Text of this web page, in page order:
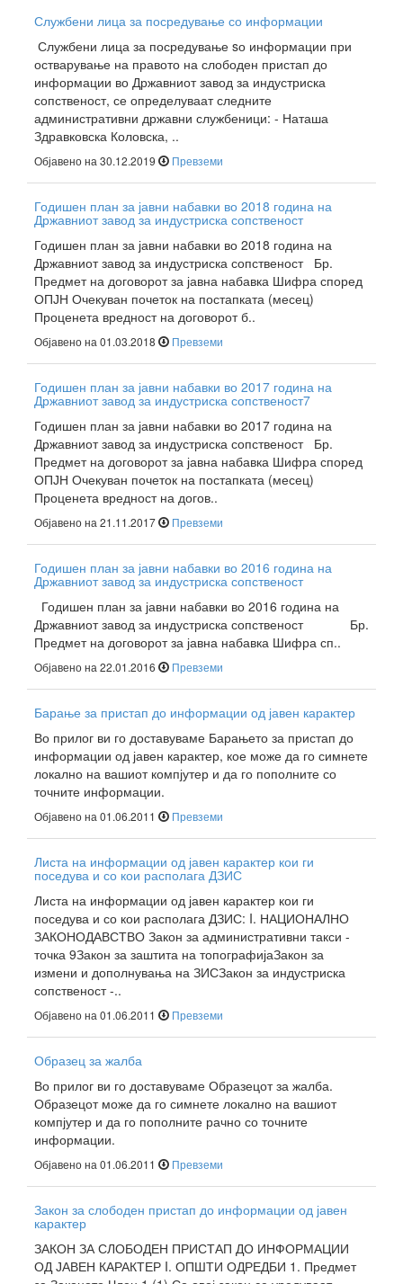
Службени лица за посредување со информации
Службени лица за посредување sо информации при
остварување на правото на слободен пристап до
информации во Државниот завод за индустриска
сопственост, се определуваат следните
административни државни службеници: - Наташа
Здравковска Коловска, ..
Објавено на 30.12.2019 Превземи
Годишен план за јавни набавки во 2018 година на
Државниот завод за индустриска сопственост
Годишен план за јавни набавки во 2018 година на
Државниот завод за индустриска сопственост Бр.
Предмет на договорот за јавна набавка Шифра според
ОПЈН Очекуван почеток на постапката (месец)
Проценета вредност на договорот б..
Објавено на 01.03.2018 Превземи
Годишен план за јавни набавки во 2017 година на
Државниот завод за индустриска сопственост7
Годишен план за јавни набавки во 2017 година на
Државниот завод за индустриска сопственост Бр.
Предмет на договорот за јавна набавка Шифра според
ОПЈН Очекуван почеток на постапката (месец)
Проценета вредност на догов..
Објавено на 21.11.2017 Превземи
Годишен план за јавни набавки во 2016 година на
Државниот завод за индустриска сопственост
Државниот завод за индустриска сопственост Бр.
Предмет на договорот за јавна набавка Шифра сп..
Објавено на 22.01.2016 Превземи
Барање за пристап до информации од јавен карактер
Во прилог ви го доставуваме Барањето за пристап до
информации од јавен карактер, кое може да го симнете
локално на вашиот компјутер и да го пополните со
точните информации.
Објавено на 01.06.2011 Превземи
Листа на информации од јавен карактер кои ги
поседува и со кои располага ДЗИС
Листа на информации од јавен карактер кои ги
поседува и со кои располага ДЗИС: I. НАЦИОНАЛНО
ЗАКОНОДАВСТВО Закон за административни такси -
точка 9Закон за заштита на топографијаЗакон за
измени и дополнувања на ЗИСЗакон за индустриска
сопственост -..
Објавено на 01.06.2011 Превземи
Образец за жалба
Во прилог ви го доставуваме Образецот за жалба.
Образецот може да го симнете локално на вашиот
компјутер и да го пополните рачно со точните
информации.
Објавено на 01.06.2011 Превземи
Закон за слободен пристап до информации од јавен
карактер
ЗАКОН ЗА СЛОБОДЕН ПРИСТАП ДО ИНФОРМАЦИИ
ОД ЈАВЕН КАРАКТЕР I. ОПШТИ ОДРЕДБИ 1. Предмет